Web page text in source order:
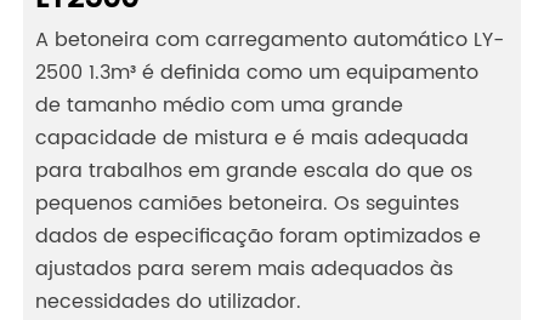
A betoneira com carregamento automático LY-
2500 1.3m³ é definida como um equipamento
de tamanho médio com uma grande
capacidade de mistura e é mais adequada
para trabalhos em grande escala do que os
pequenos camiões betoneira. Os seguintes
dados de especificação foram optimizados e
ajustados para serem mais adequados às
necessidades do utilizador.